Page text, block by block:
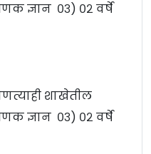
ज्ञान ०३) ०२ वर्षे
शाखेतील
ज्ञान ०३) ०२ वर्षे